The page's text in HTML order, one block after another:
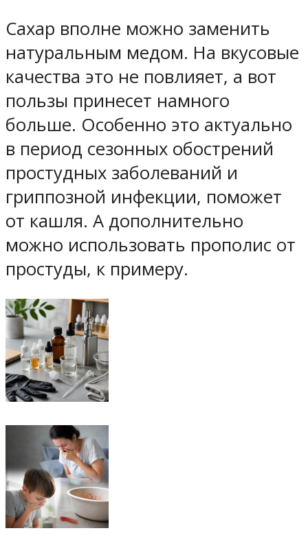
Сахар вполне можно заменить
натуральным медом. На вкусовые
качества это не повлияет, а вот
пользы принесет намного
больше. Особенно это актуально
в период сезонных обострений
простудных заболеваний и
гриппозной инфекции, поможет
от кашля. А дополнительно
можно использовать прополис от
простуды, к примеру.